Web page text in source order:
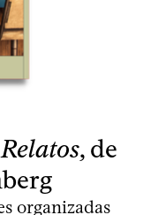
Relatos, de
organizadas